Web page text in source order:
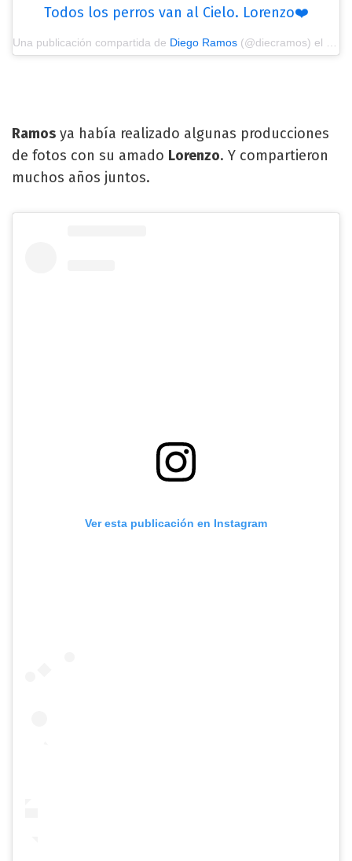
Todos los perros van al Cielo. Lorenzo❤️
Una publicación compartida de Diego Ramos (@diecramos) el
Ramos ya había realizado algunas producciones
de fotos con su amado Lorenzo. Y compartieron
muchos años juntos.
Ver esta publicación en Instagram